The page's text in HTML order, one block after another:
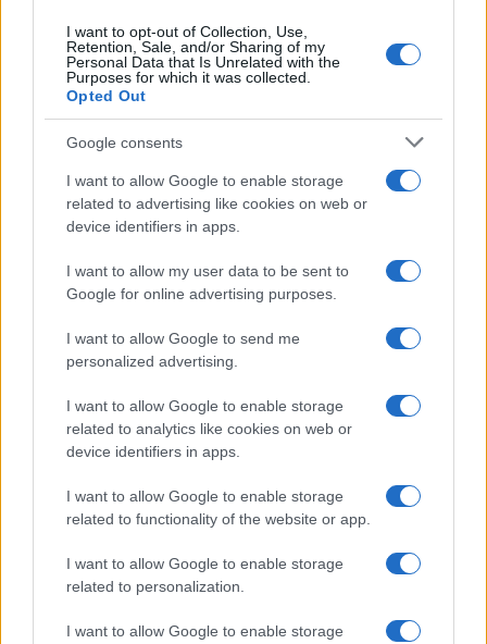
I want to opt-out of Collection, Use,
Retention, Sale, and/or Sharing of my
Personal Data that Is Unrelated with the
Purposes for which it was collected.
Opted Out
Google consents
I want to allow Google to enable storage
related to advertising like cookies on web or
device identifiers in apps.
I want to allow my user data to be sent to
Google for online advertising purposes.
I want to allow Google to send me
personalized advertising.
I want to allow Google to enable storage
related to analytics like cookies on web or
device identifiers in apps.
I want to allow Google to enable storage
related to functionality of the website or app.
I want to allow Google to enable storage
related to personalization.
I want to allow Google to enable storage
Toyota detendrá la producción en
Francia y el Reino Unido por el
escándalo de los aceleradores
3 marzo, 2020
2 »
Quienes somos
Señala una noticia
Síguenos en Facebook
Actualidad.es es la gran fuente de información social. Actualidad,
televisión, crónica, deportes, gente, política y todas las noticias sobre
Para señalar a la redacción de cualquier error en el uso del material
confidencial, escríbanos astaff@actualidad.es